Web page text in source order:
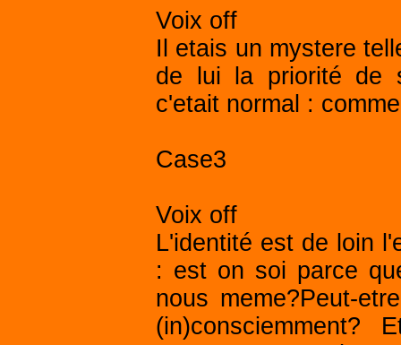
Voix off
Il etais un mystere
de lui la priorité de
c'etait normal :
Case3
Voix off
L'identité est de loin
: est on soi parce
nous meme?Peut-